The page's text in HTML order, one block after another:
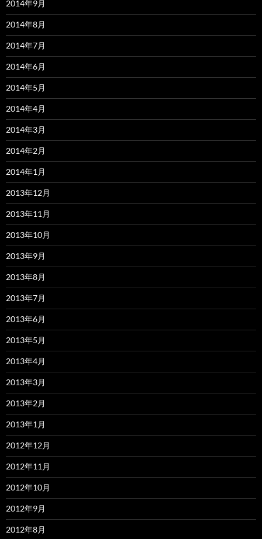
2014年9月
2014年8月
2014年7月
2014年6月
2014年5月
2014年4月
2014年3月
2014年2月
2014年1月
2013年12月
2013年11月
2013年10月
2013年9月
2013年8月
2013年7月
2013年6月
2013年5月
2013年4月
2013年3月
2013年2月
2013年1月
2012年12月
2012年11月
2012年10月
2012年9月
2012年8月